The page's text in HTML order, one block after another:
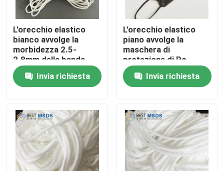
Controllo di qualità
Contattaci
notizie
Ciclo elastico dell'orecchio della maschera di
Cicli elastici molli dell'orecchio
L'orecchio elastico
bianco avvolge la
morbidezza 2.5-
2.8mm della banda
elastica di Earloop del
filo
Invia richiesta
L'orecchio elastico
piano avvolge la
maschera di
protezione di Po
Corea KF94 del nero
della banda 2.5-7mm
Invia richiesta